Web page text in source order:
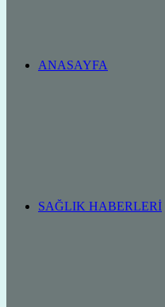
ANASAYFA
SAĞLIK HABERLERI